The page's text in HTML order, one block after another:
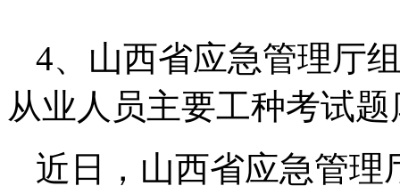
4、山西省应急管理厅
从业人员主要工种考试
近日，山西省应急管理